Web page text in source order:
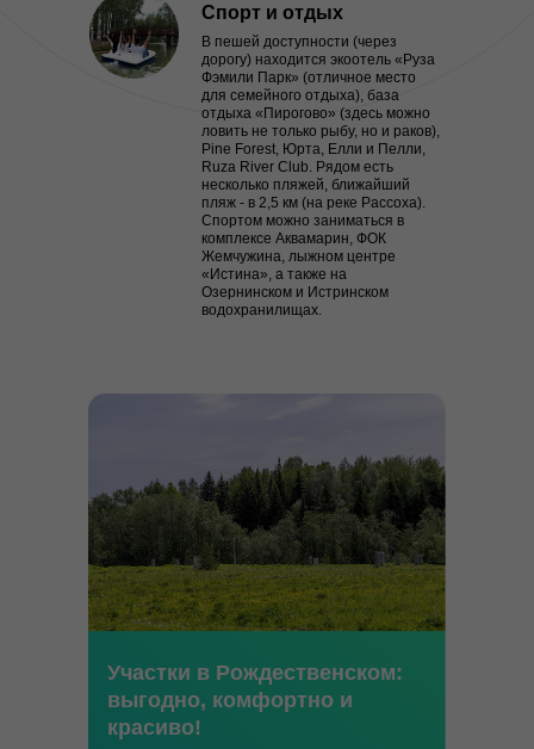
Спорт и отдых
В пешей доступности (через
дорогу) находится экоотель «Руза
Фэмили Парк» (отличное место
для семейного отдыха), база
отдыха «Пирогово» (здесь можно
ловить не только рыбу, но и раков),
Pine Forest, Юрта, Елли и Пелли,
Ruza River Club. Рядом есть
несколько пляжей, ближайший
пляж - в 2,5 км (на реке Рассоха).
Спортом можно заниматься в
комплексе Аквамарин, ФОК
Жемчужина, лыжном центре
«Истина», а также на
Озернинском и Истринском
водохранилищах.
Участки в Рождественском:
выгодно, комфортно и
красиво!